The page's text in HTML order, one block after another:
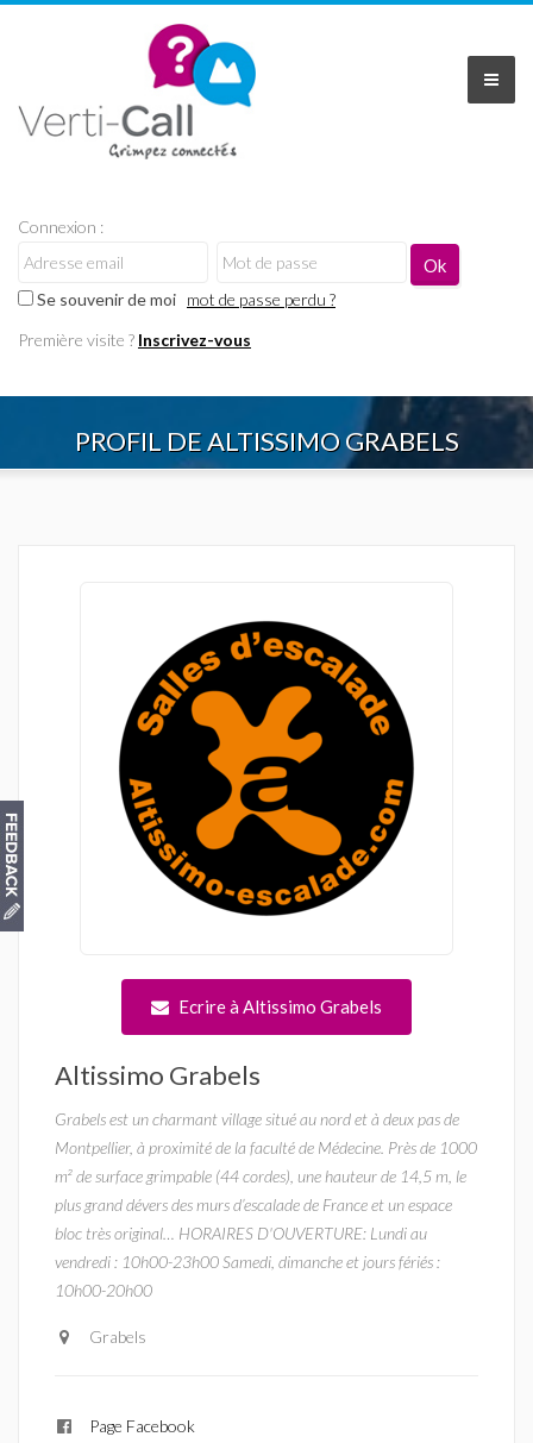
Connexion :
Se souvenir de moi mot de passe perdu ?
Première visite ? Inscrivez-vous
PROFIL DE ALTISSIMO GRABELS
Ecrire à Altissimo Grabels
Altissimo Grabels
Grabels est un charmant village situé au nord et à deux pas de
Montpellier, à proximité de la faculté de Médecine. Près de 1000
m² de surface grimpable (44 cordes), une hauteur de 14,5 m, le
plus grand dévers des murs d’escalade de France et un espace
bloc très original… HORAIRES D'OUVERTURE: Lundi au
vendredi : 10h00-23h00 Samedi, dimanche et jours fériés :
10h00-20h00
Grabels
Page Facebook